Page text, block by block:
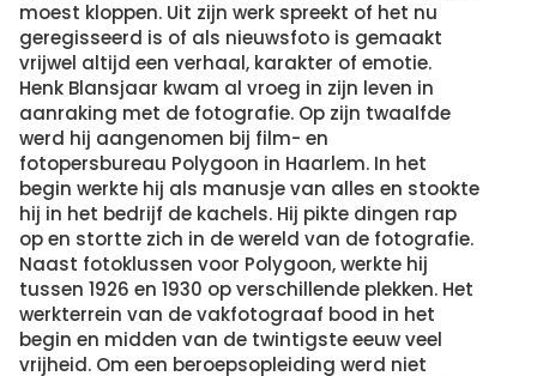
moest kloppen. Uit zijn werk spreekt of het nu
geregisseerd is of als nieuwsfoto is gemaakt
vrijwel altijd een verhaal, karakter of emotie.
Henk Blansjaar kwam al vroeg in zijn leven in
aanraking met de fotografie. Op zijn twaalfde
werd hij aangenomen bij film- en
fotopersbureau Polygoon in Haarlem. In het
begin werkte hij als manusje van alles en stookte
hij in het bedrijf de kachels. Hij pikte dingen rap
op en stortte zich in de wereld van de fotografie.
Naast fotoklussen voor Polygoon, werkte hij
tussen 1926 en 1930 op verschillende plekken. Het
werkterrein van de vakfotograaf bood in het
begin en midden van de twintigste eeuw veel
vrijheid. Om een beroepsopleiding werd niet